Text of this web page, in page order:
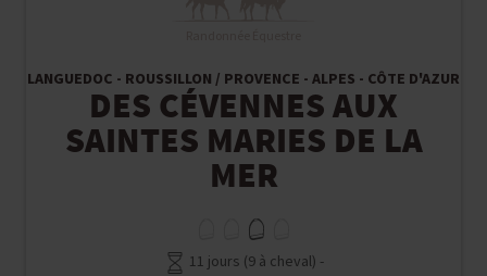
LANGUEDOC - ROUSSILLON / PROVENCE - ALPES - CÔTE D'AZUR
DES CÉVENNES AUX
SAINTES MARIES DE LA
MER
11 jours (9 à cheval) -